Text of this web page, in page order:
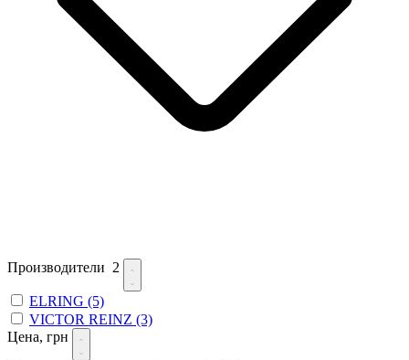
Производители 2
ELRING (5)
VICTOR REINZ (3)
Цена, грн